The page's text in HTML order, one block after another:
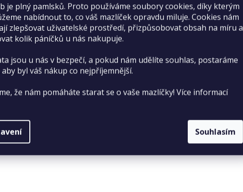
je plný pamlsků. Proto používáme soubory cookies, díky kterým
nabídnout to, co váš mazlíček opravdu miluje. Cookies nám
zlepšovat uživatelské prostředí, přizpůsobovat obsah na míru a
kolik páníčků u nás nakupuje.
jsou u nás v bezpečí, a pokud nám udělíte souhlas, postaráme
byl váš nákup co nejpříjemnější.
že nám pomáháte starat se o vaše mazlíčky! Více informací
Souhlasím